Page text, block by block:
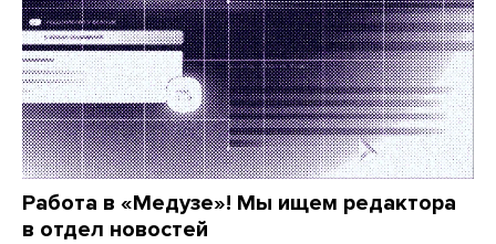
Работа в «Медузе»! Мы ищем редактора
в отдел новостей